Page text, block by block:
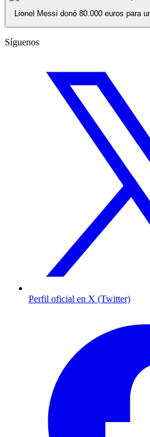
Lionel Messi donó 80.000 euros para
Síguenos
Perfil oficial en X (Twitter)